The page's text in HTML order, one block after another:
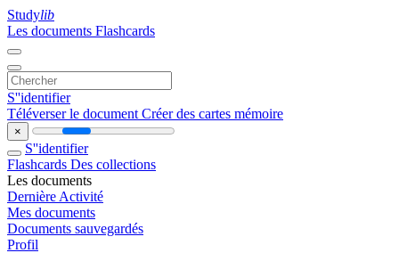
Studylib
Les documents Flashcards
S''identifier
Téléverser le document Créer des cartes mémoire
×
S''identifier
Flashcards Des collections
Les documents
Dernière Activité
Mes documents
Documents sauvegardés
Profil